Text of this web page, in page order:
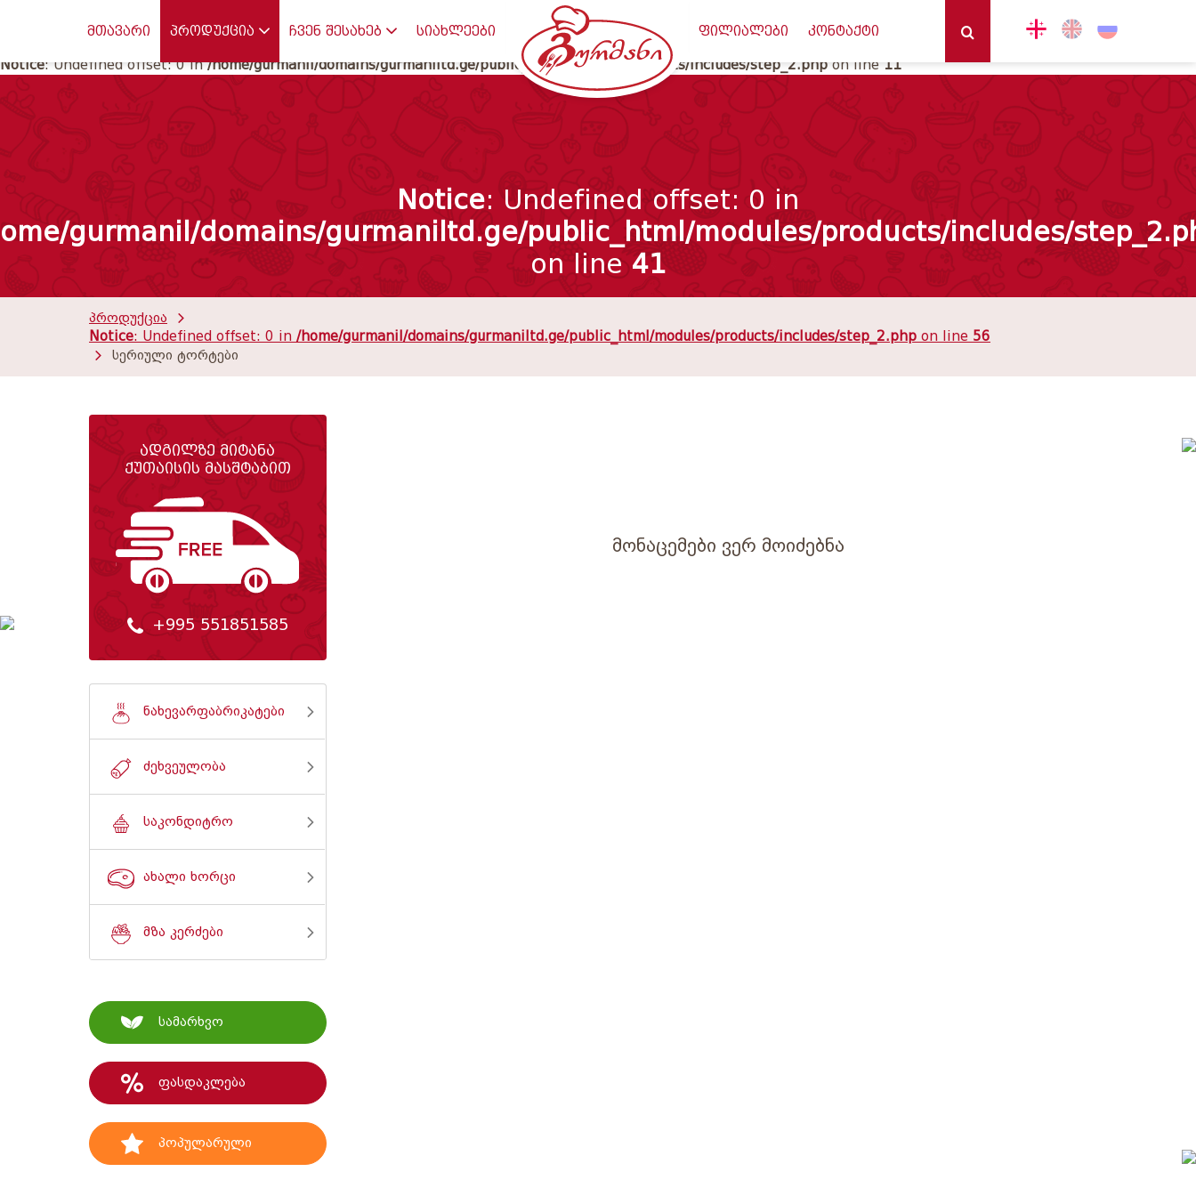
: Undefined offset: 0 in/home/gurmanil/domains/gurmaniltd.ge/public_html/classes/meta_data.phpon line202
მთავარი პროდუქცია ჩვენ შესახებ სიახლეები ფილიალები კონტაქტი
Notice: Undefined offset: 0 in/home/gurmanil/domains/gurmaniltd.ge/public_html/modules/products/includes/step_2.php on line 11
Notice: Undefined offset: 0 in
gurmanil/domains/gurmaniltd.ge/public_html/modules/products/includes/
on line41
პროდუქცია
Notice: Undefined offset: 0 in /home/gurmanil/domains/gurmaniltd.ge/public_html/modules/products/includes/step_2.php on line 56
სერიული ტორტები
ადგილზე მიტანა
ქუთაისის მასშტაბით
+995 551851585
ნახევარფაბრიკატები
ძეხვეულობა
საკონდიტრო
ახალი ხორცი
მზა კერძები
სამარხვო
ფასდაკლება
პოპულარული
მონაცემები ვერ მოიძებნა